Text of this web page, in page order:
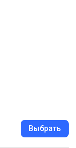
Выбрать